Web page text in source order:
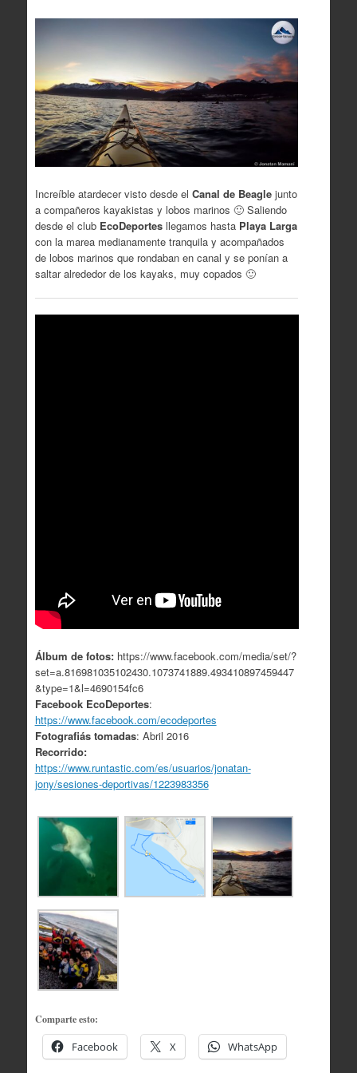
Increíble atardecer visto desde el Canal de Beaglejunto
a compañeros kayakistas y lobos marinos 🙂 Saliendo
desde el club EcoDeportesllegamos hasta Playa Larga
con la marea medianamente tranquila y acompañados
de lobos marinos que rondaban en canal y se ponían a
saltar alrededor de los kayaks, muy copados 🙂
Álbum de fotos: https://www.facebook.com/media/set/?
set=a.816981035102430.1073741889.493410897459447
&type=1&l=4690154fc6
Facebook EcoDeportes:
https://www.facebook.com/ecodeportes
Fotografiás tomadas: Abril 2016
Recorrido:
https://www.runtastic.com/es/usuarios/jonatan-
jony/sesiones-deportivas/1223983356
Comparte esto:
Facebook X WhatsApp